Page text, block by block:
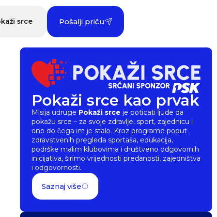
srce Pošalji priču
Pokaži srce kao prvak
Misija udruge Pokaži srce je poticati ljude da
pokažu srce – za svoje zdravlje, sport, zajednicu i
ono do čega im je stalo. Kroz programe poput
zdravstvenih pregleda sportaša, edukacija,
podrške malim klubovima i društveno odgovornih
inicijativa, širimo vrijednosti predanosti, zajedništva
i odgovornosti.
Saznaj više